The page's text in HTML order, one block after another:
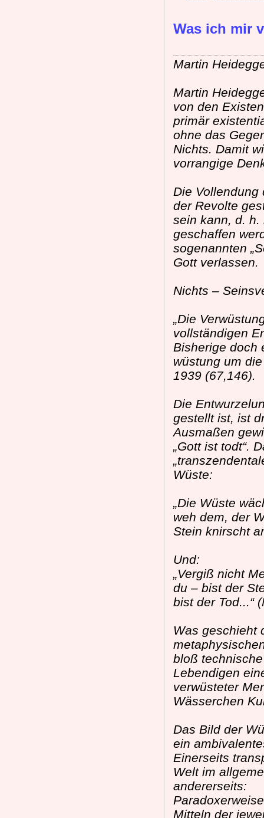
Was ich mir
Martin
Martin
von den
primär
ohne das
Nichts. Damit
vorrangige
Die Vollendung
der Revolte
sein kann, d. h.
geschaffen
sogenannten
Gott verlassen.
Nichts –
„Die
vollständigen
Bisherige doch
wüstung um
1939 (67,146).
Die
gestellt ist, ist
Ausmaßen
„Gott ist todt“.
Wüste:
„Die Wüste
weh dem, der
Stein knirscht
Und:
„Vergiß nicht
du – bist der
bist der Tod...“
Was geschieht
bloß
Lebendigen
verwüsteter
Wässerchen
Das Bild der
ein
Einerseits
Welt im
andererseits:
Mitteln der